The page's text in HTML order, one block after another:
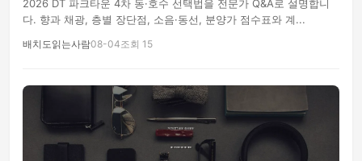
2026 DT 파크타운 4차 동·호수 선택법을 전문가 Q&A로 설명합니
다. 향과 채광, 층별 장단점, 소음·동선, 분양가 점수표와 계...
배치도읽는사람08-04조회 15